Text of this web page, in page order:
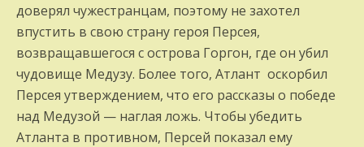
доверял чужестранцам, поэтому не захотел
впустить в свою страну героя Персея,
возвращавшегося с острова Горгон, где он убил
чудовище Медузу. Более того, Атлант оскорбил
Персея утверждением, что его рассказы о победе
над Медузой — наглая ложь. Чтобы убедить
Атланта в противном, Персей показал ему